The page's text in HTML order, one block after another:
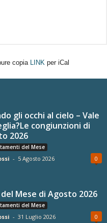
copia LINK per iCal
gli occhi al cielo – Vale
congiunzioni di
2026
del Mese
- 5 Agosto 2026 0
Mese di Agosto 2026
del Mese
- 31 Luglio 2026 0